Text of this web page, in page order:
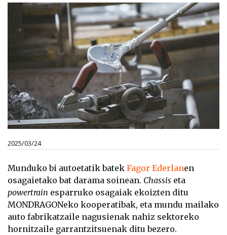
2025/03/24
Munduko bi autoetatik batek Fagor Ederlanen
osagaietako bat darama soinean. Chassis eta
powertrain esparruko osagaiak ekoizten ditu
MONDRAGONeko kooperatibak, eta mundu mailako
auto fabrikatzaile nagusienak nahiz sektoreko
hornitzaile garrantzitsuenak ditu bezero.